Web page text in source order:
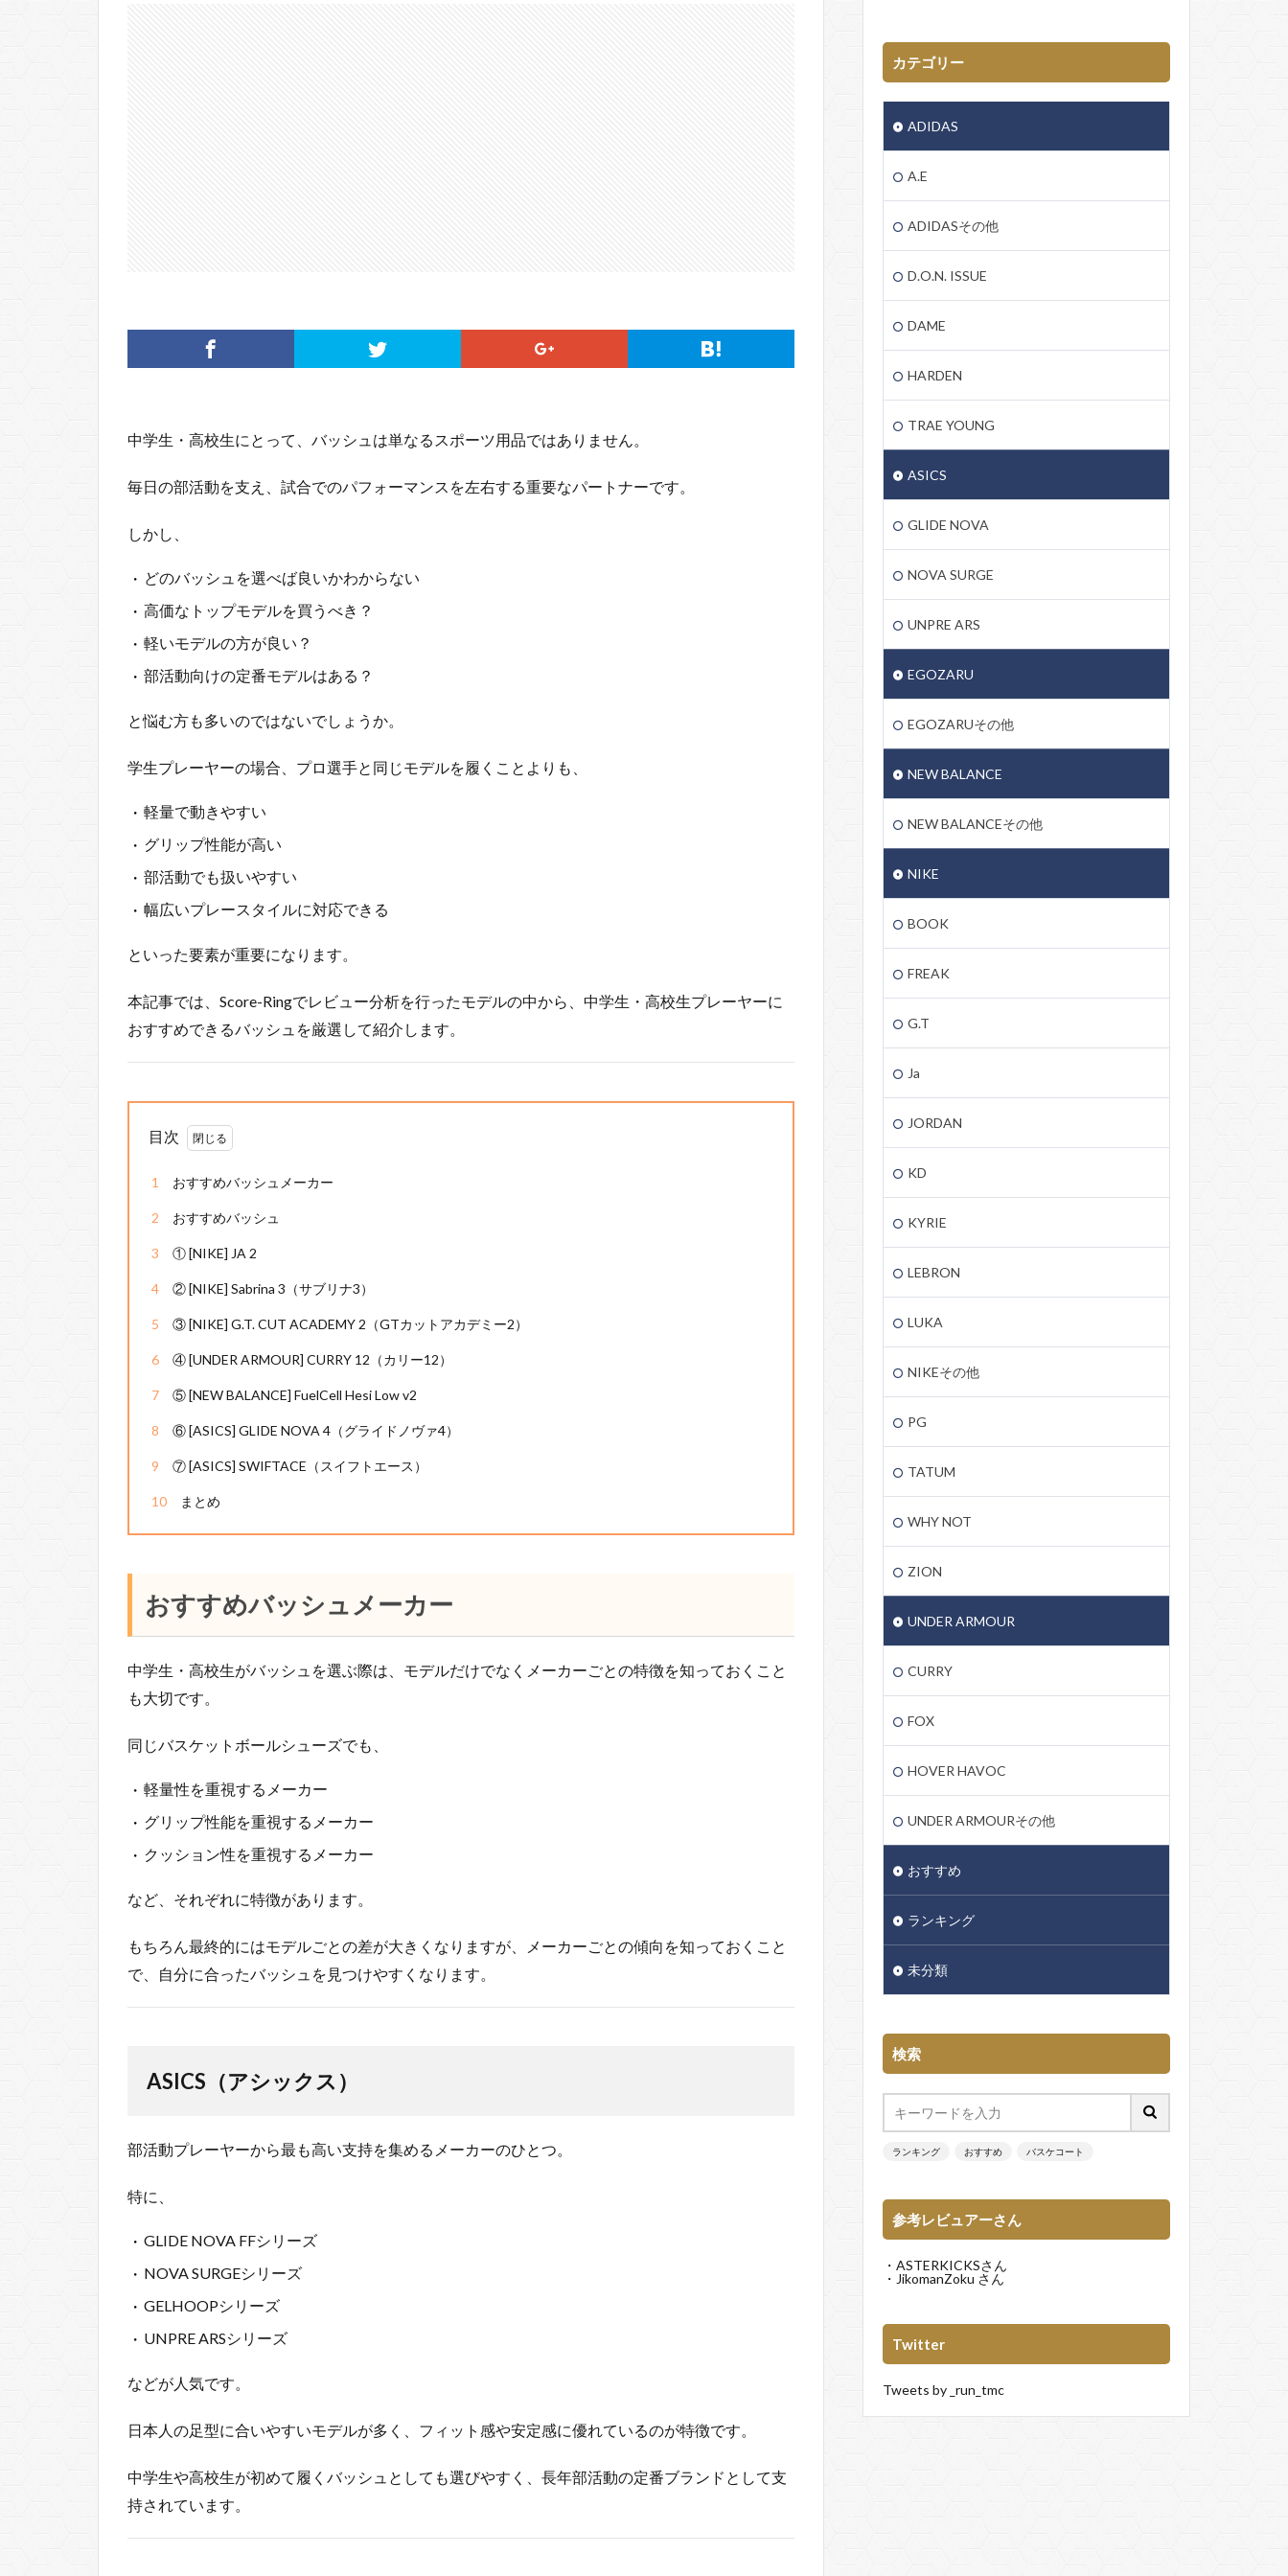
中学生・高校生にとって、バッシュは単なるスポーツ用品ではありません。
毎日の部活動を支え、試合でのパフォーマンスを左右する重要なパートナーです。
しかし、
どのバッシュを選べば良いかわからない
高価なトップモデルを買うべき？
軽いモデルの方が良い？
部活動向けの定番モデルはある？
と悩む方も多いのではないでしょうか。
学生プレーヤーの場合、プロ選手と同じモデルを履くことよりも、
軽量で動きやすい
グリップ性能が高い
部活動でも扱いやすい
幅広いプレースタイルに対応できる
といった要素が重要になります。
本記事では、Score-Ringでレビュー分析を行ったモデルの中から、中学生・高校生プレーヤーに
おすすめできるバッシュを厳選して紹介します。
目次
1 おすすめバッシュメーカー
2 おすすめバッシュ
3 ① [NIKE] JA 2
4 ② [NIKE] Sabrina 3（サブリナ3）
5 ③ [NIKE] G.T. CUT ACADEMY 2（GTカットアカデミー2）
6 ④ [UNDER ARMOUR] CURRY 12（カリー12）
7 ⑤ [NEW BALANCE] FuelCell Hesi Low v2
8 ⑥ [ASICS] GLIDE NOVA 4（グライドノヴァ4）
9 ⑦ [ASICS] SWIFTACE（スイフトエース）
10 まとめ
おすすめバッシュメーカー
中学生・高校生がバッシュを選ぶ際は、モデルだけでなくメーカーごとの特徴を知っておくこと
も大切です。
同じバスケットボールシューズでも、
軽量性を重視するメーカー
グリップ性能を重視するメーカー
クッション性を重視するメーカー
など、それぞれに特徴があります。
もちろん最終的にはモデルごとの差が大きくなりますが、メーカーごとの傾向を知っておくこと
で、自分に合ったバッシュを見つけやすくなります。
ASICS（アシックス）
部活動プレーヤーから最も高い支持を集めるメーカーのひとつ。
特に、
GLIDE NOVA FFシリーズ
NOVA SURGEシリーズ
GELHOOPシリーズ
UNPRE ARSシリーズ
などが人気です。
日本人の足型に合いやすいモデルが多く、フィット感や安定感に優れているのが特徴です。
中学生や高校生が初めて履くバッシュとしても選びやすく、長年部活動の定番ブランドとして支
持されています。
カテゴリー
ADIDAS
A.E
ADIDASその他
D.O.N. ISSUE
DAME
HARDEN
TRAE YOUNG
ASICS
GLIDE NOVA
NOVA SURGE
UNPRE ARS
EGOZARU
EGOZARUその他
NEW BALANCE
NEW BALANCEその他
NIKE
BOOK
FREAK
G.T
Ja
JORDAN
KD
KYRIE
LEBRON
LUKA
NIKEその他
PG
TATUM
WHY NOT
ZION
UNDER ARMOUR
CURRY
FOX
HOVER HAVOC
UNDER ARMOURその他
おすすめ
ランキング
未分類
検索
ランキング おすすめ バスケコート
参考レビュアーさん
・ ASTERKICKSさん
・ JikomanZoku さん
Twitter
Tweets by _run_tmc